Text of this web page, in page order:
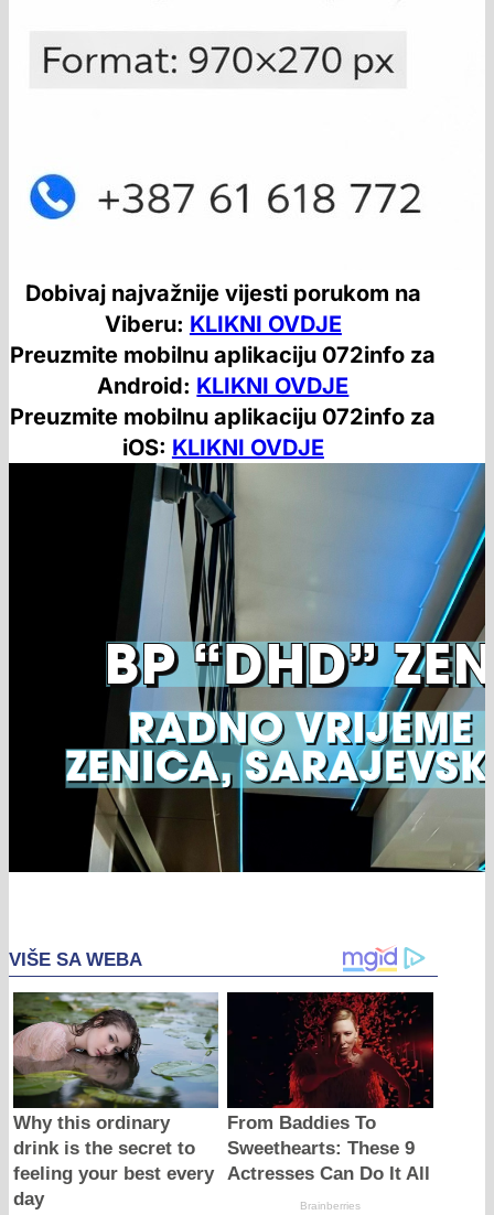
Dobivaj najvažnije vijesti porukom na
Viberu: KLIKNI OVDJE
Preuzmite mobilnu aplikaciju 072info za
Android: KLIKNI OVDJE
Preuzmite mobilnu aplikaciju 072info za
iOS: KLIKNI OVDJE